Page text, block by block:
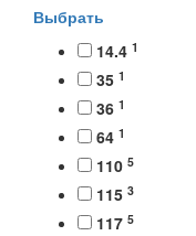
Выбрать
14.4 1
35 1
36 1
64 1
110 5
115 3
117 5